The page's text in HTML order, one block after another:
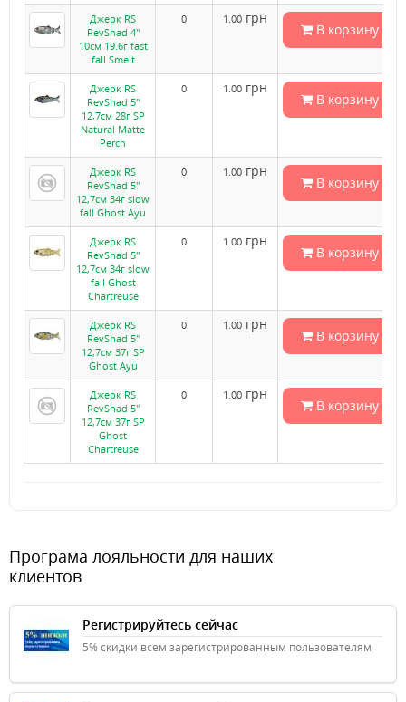
Джерк RS
RevShad 4"
10см 19.6г fast
fall Smelt
0 1.00 грн
В корзину
Джерк RS
RevShad 5"
12,7см 28г SP
Natural Matte
Perch
0 1.00 грн
В корзину
Джерк RS
RevShad 5"
12,7см 34г slow
fall Ghost Ayu
0 1.00 грн
В корзину
Джерк RS
RevShad 5"
12,7см 34г slow
fall Ghost
Chartreuse
0 1.00 грн
В корзину
Джерк RS
RevShad 5"
12,7см 37г SP
Ghost Ayu
0 1.00 грн
В корзину
Джерк RS
RevShad 5"
12,7см 37г SP
Ghost
Chartreuse
0 1.00 грн
В корзину
Програма лояльности для наших
клиентов
Регистрируйтесь сейчас
5% скидки всем зарегистрированным пользователям